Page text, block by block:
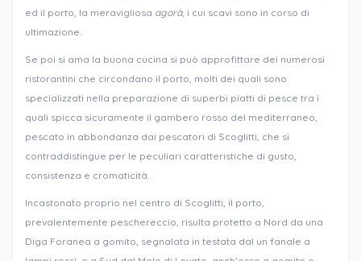
ed il porto, la meravigliosa agorà, i cui scavi sono in corso di
ultimazione.
Se poi si ama la buona cucina si può approfittare dei numerosi
ristorantini che circondano il porto, molti dei quali sono
specializzati nella preparazione di superbi piatti di pesce tra i
quali spicca sicuramente il gambero rosso del mediterraneo,
pescato in abbondanza dai pescatori di Scoglitti, che si
contraddistingue per le peculiari caratteristiche di gusto,
consistenza e cromaticità.
Incastonato proprio nel centro di Scoglitti, il porto,
prevalentemente peschereccio, risulta protetto a Nord da una
Diga Foranea a gomito, segnalata in testata dal un fanale a